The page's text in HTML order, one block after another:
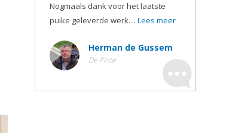
Nogmaals dank voor het laatste
puike geleverde werk.... Lees meer
Herman de Gussem
De Pinte